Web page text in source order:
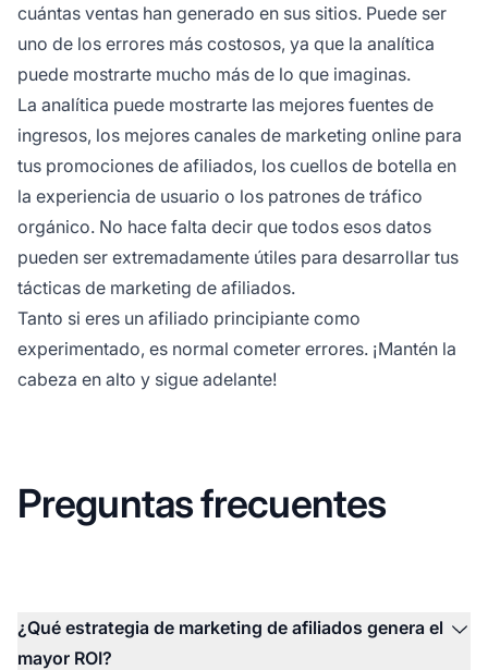
cuántas ventas han generado en sus sitios. Puede ser
uno de los errores más costosos, ya que la analítica
puede mostrarte mucho más de lo que imaginas.
La analítica puede mostrarte las mejores fuentes de
ingresos, los mejores canales de marketing online para
tus promociones de afiliados, los cuellos de botella en
la experiencia de usuario o los patrones de tráfico
orgánico. No hace falta decir que todos esos datos
pueden ser extremadamente útiles para desarrollar tus
tácticas de marketing de afiliados.
Tanto si eres un afiliado principiante como
experimentado, es normal cometer errores. ¡Mantén la
cabeza en alto y sigue adelante!
Preguntas frecuentes
¿Qué estrategia de marketing de afiliados genera el
mayor ROI?